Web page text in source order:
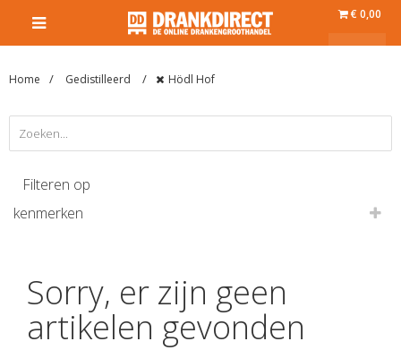
€ 0,00
Home Gedistilleerd Hödl Hof
Filteren op
kenmerken
Sorry, er zijn geen
artikelen gevonden